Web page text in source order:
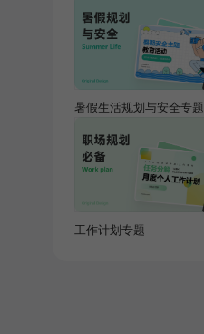
暑假生活规划与安全专题
工作计划专题